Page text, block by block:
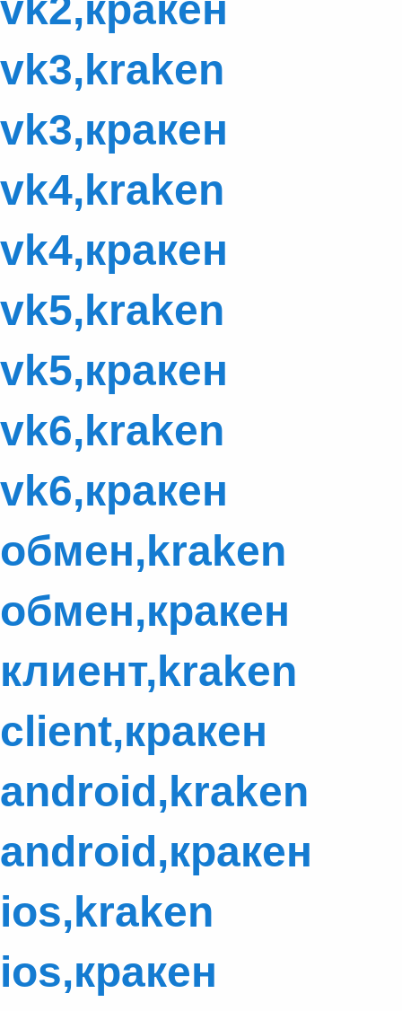
vk2,кракен
vk3,kraken
vk3,кракен
vk4,kraken
vk4,кракен
vk5,kraken
vk5,кракен
vk6,kraken
vk6,кракен
обмен,kraken
обмен,кракен
клиент,kraken
client,кракен
android,kraken
android,кракен
ios,kraken
ios,кракен